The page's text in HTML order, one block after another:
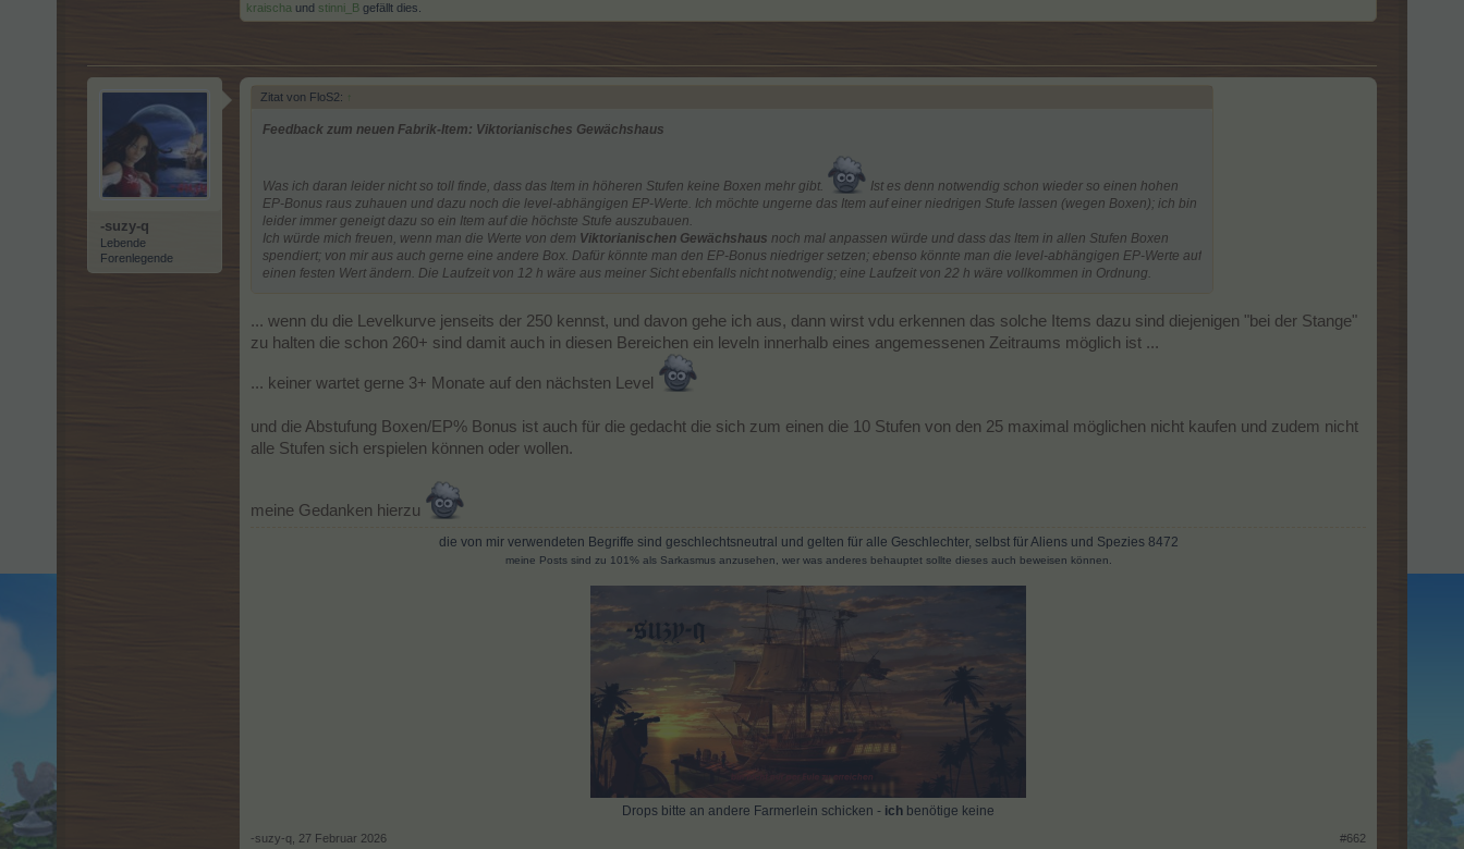
kraischa und stinni_B gefällt dies.
-suzy-q
Lebende
Forenlegende
Zitat von FloS2: ↑
Feedback zum neuen Fabrik-Item: Viktorianisches Gewächshaus
Was ich daran leider nicht so toll finde, dass das Item in höheren Stufen keine Boxen mehr gibt.
Ist es denn notwendig schon wieder so einen hohen
EP-Bonus raus zuhauen und dazu noch die level-abhängigen EP-Werte. Ich möchte ungerne das Item auf einer niedrigen Stufe lassen (wegen Boxen); ich bin
leider immer geneigt dazu so ein Item auf die höchste Stufe auszubauen.
Ich würde mich freuen, wenn man die Werte von dem Viktorianischen Gewächshaus noch mal anpassen würde und dass das Item in allen Stufen Boxen
spendiert; von mir aus auch gerne eine andere Box. Dafür könnte man den EP-Bonus niedriger setzen; ebenso könnte man die level-abhängigen EP-Werte auf
einen festen Wert ändern. Die Laufzeit von 12 h wäre aus meiner Sicht ebenfalls nicht notwendig; eine Laufzeit von 22 h wäre vollkommen in Ordnung.
... wenn du die Levelkurve jenseits der 250 kennst, und davon gehe ich aus, dann wirst vdu erkennen das solche Items dazu sind diejenigen "bei der Stange"
zu halten die schon 260+ sind damit auch in diesen Bereichen ein leveln innerhalb eines angemessenen Zeitraums möglich ist ...
... keiner wartet gerne 3+ Monate auf den nächsten Level
und die Abstufung Boxen/EP% Bonus ist auch für die gedacht die sich zum einen die 10 Stufen von den 25 maximal möglichen nicht kaufen und zudem nicht
alle Stufen sich erspielen können oder wollen.
meine Gedanken hierzu
die von mir verwendeten Begriffe sind geschlechtsneutral und gelten für alle Geschlechter, selbst für Aliens und Spezies 8472
meine Posts sind zu 101% als Sarkasmus anzusehen, wer was anderes behauptet sollte dieses auch beweisen können.
Drops bitte an andere Farmerlein schicken - ich benötige keine
-suzy-q 27 Februar 2026 #662